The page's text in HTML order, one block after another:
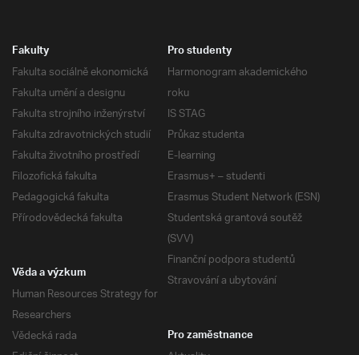
Fakulty
Fakulta sociálně ekonomická
Fakulta umění a designu
Fakulta strojního inženýrství
Fakulta zdravotnických studií
Fakulta životního prostředí
Filozofická fakulta
Pedagogická fakulta
Přírodovědecká fakulta
Pro studenty
Harmonogram akademického
roku
IS STAG
Průkaz studenta
E-learning
Erasmus+ – studenti
Erasmus Student Network (ESN)
Studentská grantová soutěž
(SVV)
Finanční podpora studentů
Stravování a ubytování
Věda a výzkum
Human Resources Strategy for
Researchers
Vědecká rada
Pro zaměstnance